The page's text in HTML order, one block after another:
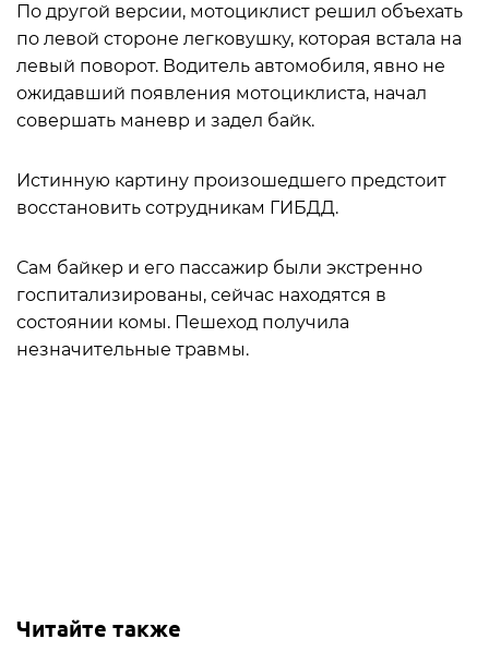
По другой версии, мотоциклист решил объехать
по левой стороне легковушку, которая встала на
левый поворот. Водитель автомобиля, явно не
ожидавший появления мотоциклиста, начал
совершать маневр и задел байк.
Истинную картину произошедшего предстоит
восстановить сотрудникам ГИБДД.
Сам байкер и его пассажир были экстренно
госпитализированы, сейчас находятся в
состоянии комы. Пешеход получила
незначительные травмы.
Читайте также